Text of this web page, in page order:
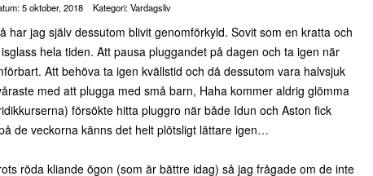
5 oktober, 2018 Kategori:Vardagsliv
har jag själv dessutom blivit genomförkyld. Sovit som en kratta och
hela tiden. Att pausa pluggandet på dagen och ta igen när
Att behöva ta igen kvällstid och då dessutom vara halvsjuk
med att plugga med små barn, Haha kommer aldrig glömma
försökte hitta pluggro när både Idun och Aston fick
de veckorna känns det helt plötsligt lättare igen…
röda kliande ögon (som är bättre idag) så jag frågade om de inte